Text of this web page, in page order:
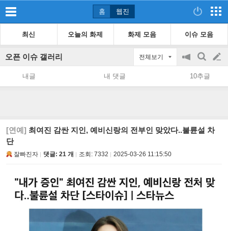
홈 웹진
최신 오늘의 화제 화제 모음 이슈 모음
오픈 이슈 갤러리 전체보기
공
지
on/off
검
색
글
쓰
내글 내 댓글 10추글
[연예] 최여진 감싼 지인, 예비신랑의 전부인 맞았다..불륜설 차
단
잘빠진자 댓글: 21 개 조회: 7332 2025-03-26 11:15:50